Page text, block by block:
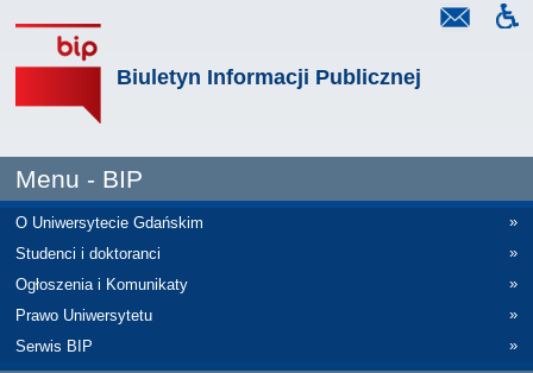
Biuletyn Informacji Publicznej
Menu - BIP
O Uniwersytecie Gdańskim
»
Studenci i doktoranci
»
Ogłoszenia i Komunikaty
»
Prawo Uniwersytetu
»
Serwis BIP
»